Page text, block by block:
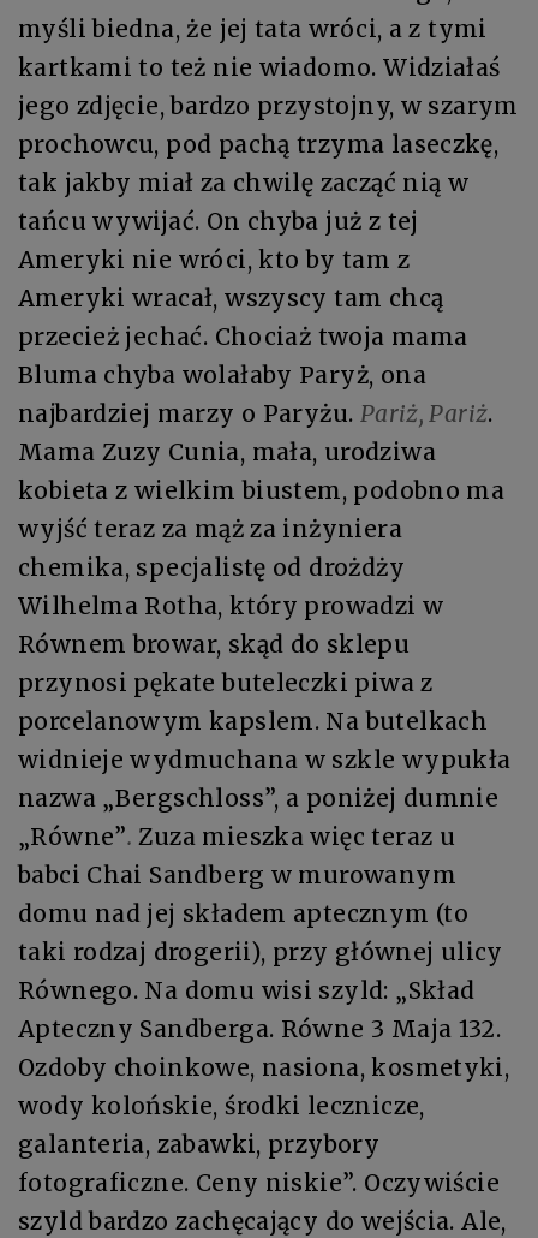
myśli biedna, że jej tata wróci, a z tymi
kartkami to też nie wiadomo. Widziałaś
jego zdjęcie, bardzo przystojny, w szarym
prochowcu, pod pachą trzyma laseczkę,
tak jakby miał za chwilę zacząć nią w
tańcu wywijać. On chyba już z tej
Ameryki nie wróci, kto by tam z
Ameryki wracał, wszyscy tam chcą
przecież jechać. Chociaż twoja mama
Bluma chyba wolałaby Paryż, ona
najbardziej marzy o Paryżu. Pariż, Pariż.
Mama Zuzy Cunia, mała, urodziwa
kobieta z wielkim biustem, podobno ma
wyjść teraz za mąż za inżyniera
chemika, specjalistę od drożdży
Wilhelma Rotha, który prowadzi w
Równem browar, skąd do sklepu
przynosi pękate buteleczki piwa z
porcelanowym kapslem. Na butelkach
widnieje wydmuchana w szkle wypukła
nazwa „Bergschloss”, a poniżej dumnie
„Równe”. Zuza mieszka więc teraz u
babci Chai Sandberg w murowanym
domu nad jej składem aptecznym (to
taki rodzaj drogerii), przy głównej ulicy
Równego. Na domu wisi szyld: „Skład
Apteczny Sandberga. Równe 3 Maja 132.
Ozdoby choinkowe, nasiona, kosmetyki,
wody kolońskie, środki lecznicze,
galanteria, zabawki, przybory
fotograficzne. Ceny niskie”. Oczywiście
szyld bardzo zachęcający do wejścia. Ale,